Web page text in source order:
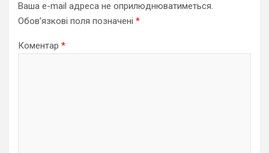
Ваша e-mail адреса не оприлюднюватиметься.
Обов’язкові поля позначені *
Коментар *